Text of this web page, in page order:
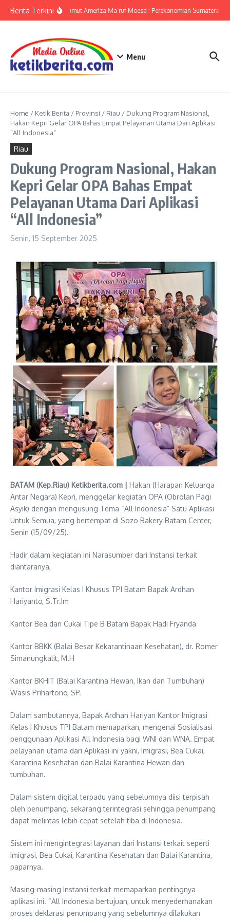
Berita TerkiniKPwBI Sumut Ameriza Ma’ruf Moesa : Perekonomian Sumatera
Menu
Home / Ketik Berita / Provinsi / Riau / Dukung Program Nasional,
Hakan Kepri Gelar OPA Bahas Empat Pelayanan Utama Dari Aplikasi
“All Indonesia”
Riau
Dukung Program Nasional, Hakan
Kepri Gelar OPA Bahas Empat
Pelayanan Utama Dari Aplikasi
“All Indonesia”
Senin, 15 September 2025
BATAM (Kep.Riau) Ketikberita.com | Hakan (Harapan Keluarga
Antar Negara) Kepri, menggelar kegiatan OPA (Obrolan Pagi
Asyik) dengan mengusung Tema “All Indonesia” Satu Aplikasi
Untuk Semua, yang bertempat di Sozo Bakery Batam Center,
Senin (15/09/25).
Hadir dalam kegiatan ini Narasumber dari Instansi terkait
diantaranya,
Kantor Imigrasi Kelas I Khusus TPI Batam Bapak Ardhan
Hariyanto, S.Tr.Im
Kantor Bea dan Cukai Tipe B Batam Bapak Hadi Fryanda
Kantor BBKK (Balai Besar Kekarantinaan Kesehatan), dr. Romer
Simanungkalit, M.H
Kantor BKHIT (Balai Karantina Hewan, Ikan dan Tumbuhan)
Wasis Prihartono, SP.
Dalam sambutannya, Bapak Ardhan Hariyan Kantor Imigrasi
Kelas I Khusus TPI Batam memaparkan, mengenai Sosialisasi
penggunaan Aplikasi All Indonesia bagi WNI dan WNA. Empat
pelayanan utama dari Aplikasi ini yakni, Imigrasi, Bea Cukai,
Karantina Kesehatan dan Balai Karantina Hewan dan
tumbuhan.
Dalam sistem digital terpadu yang sebelumnya diisi terpisah
oleh penumpang, sekarang terintegrasi sehingga penumpang
dapat melintas lebih cepat setelah tiba di Indonesia.
Sistem ini mengintegrasi layanan dari Instansi terkait seperti
Imigrasi, Bea Cukai, Karantina Kesehatan dan Balai Karantina,
paparnya.
Masing-masing Instansi terkait memaparkan pentingnya
aplikasi ini. “All Indonesia bertujuan, untuk menyederhanakan
proses deklarasi penumpang yang sebelumnya dilakukan